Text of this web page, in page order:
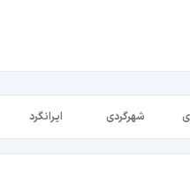
شهرگردی ایرانگرد